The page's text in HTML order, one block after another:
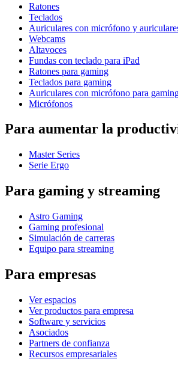
Ratones
Teclados
Auriculares con micrófono y
Webcams
Altavoces
Fundas con teclado para iPad
Ratones para gaming
Teclados para gaming
Auriculares con micrófono para
Micrófonos
Para aumentar la
Master Series
Serie Ergo
Para gaming y streaming
Astro Gaming
Gaming profesional
Simulación de carreras
Equipo para streaming
Para empresas
Ver espacios
Ver productos para empresa
Software y servicios
Asociados
Partners de confianza
Recursos empresariales